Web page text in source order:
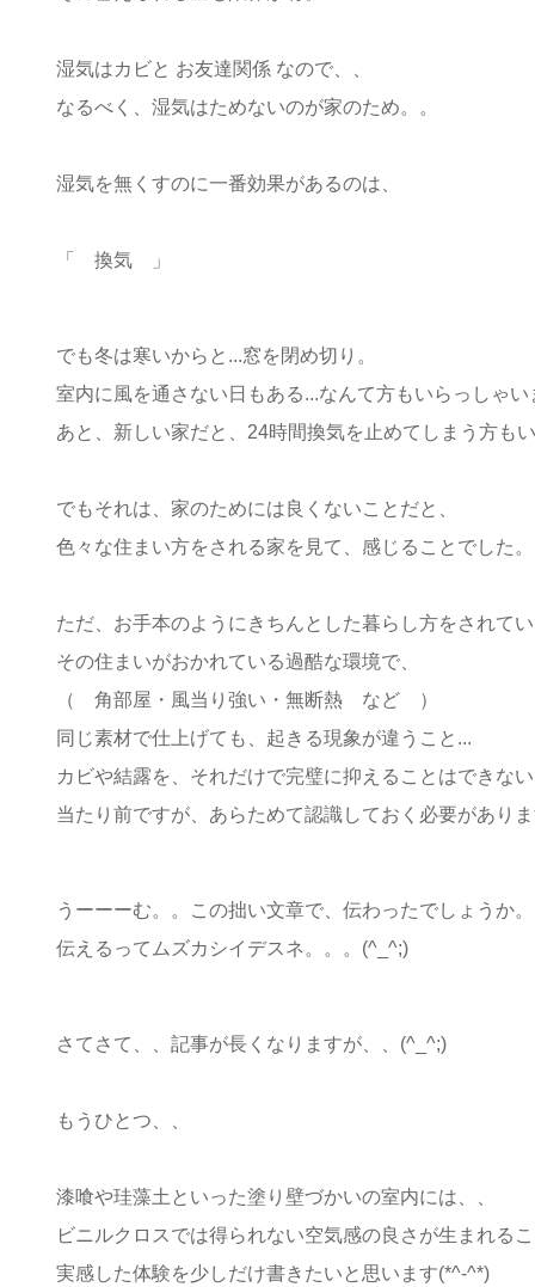
湿気はカビと お友達関係 なので、、
なるべく、湿気はためないのが家のため。。
湿気を無くすのに一番効果があるのは、
「 換気 」
でも冬は寒いからと...窓を閉め切り。
室内に風を通さない日もある...なんて方もいらっしゃい
あと、新しい家だと、24時間換気を止めてしまう方も
でもそれは、家のためには良くないことだと、
色々な住まい方をされる家を見て、感じることでした
ただ、お手本のようにきちんとした暮らし方をされて
その住まいがおかれている過酷な環境で、
（ 角部屋・風当り強い・無断熱 など ）
同じ素材で仕上げても、起きる現象が違うこと...
カビや結露を、それだけで完璧に抑えることはできな
当たり前ですが、あらためて認識しておく必要があり
うーーーむ。。この拙い文章で、伝わったでしょうか
伝えるってムズカシイデスネ。。。(^_^;)
さてさて、、記事が長くなりますが、、(^_^;)
もうひとつ、、
漆喰や珪藻土といった塗り壁づかいの室内には、、
ビニルクロスでは得られない空気感の良さが生まれる
実感した体験を少しだけ書きたいと思います(*^-^*)